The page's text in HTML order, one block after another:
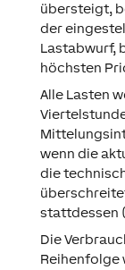
übersteigt,
der
Lastabwurf,
höchsten
Alle Lasten
wenn die
die
stattdessen
Die
Reihenfolge